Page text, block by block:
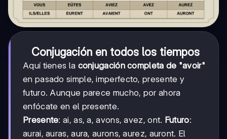
Conjugación en todos los tiempos
Aquí tienes la conjugación completa de "avoir"
en pasado simple, imperfecto, presente y
futuro. Aunque parece mucho, por ahora
enfócate en el presente.
Presente: ai, as, a, avons, avez, ont. Futuro:
aurai, auras, aura, aurons, aurez, auront. El